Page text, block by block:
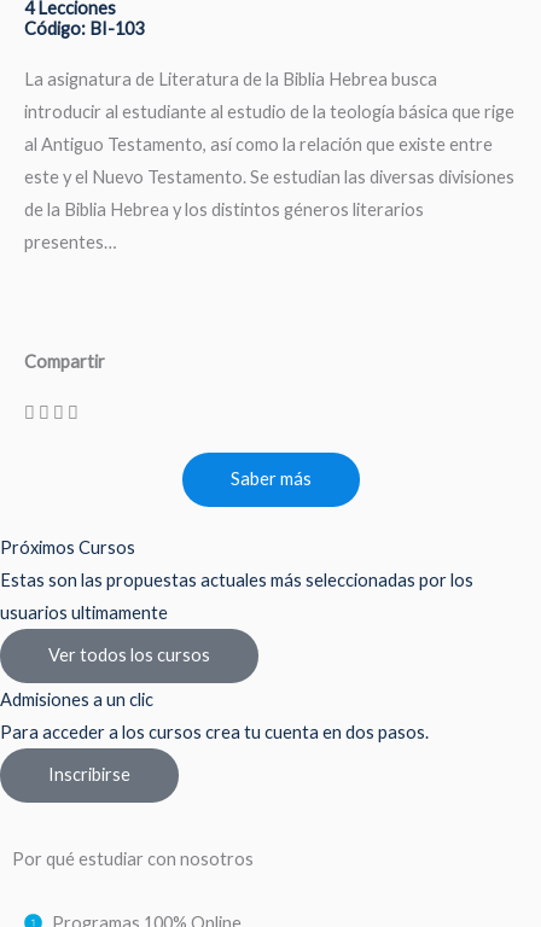
4 Lecciones
Código: BI-103
La asignatura de Literatura de la Biblia Hebrea busca
introducir al estudiante al estudio de la teología básica que rige
al Antiguo Testamento, así como la relación que existe entre
este y el Nuevo Testamento. Se estudian las diversas divisiones
de la Biblia Hebrea y los distintos géneros literarios
presentes…
Compartir
Saber más
Próximos Cursos
Estas son las propuestas actuales más seleccionadas por los
usuarios ultimamente
Ver todos los cursos
Admisiones a un clic
Para acceder a los cursos crea tu cuenta en dos pasos.
Inscribirse
Por qué estudiar con nosotros